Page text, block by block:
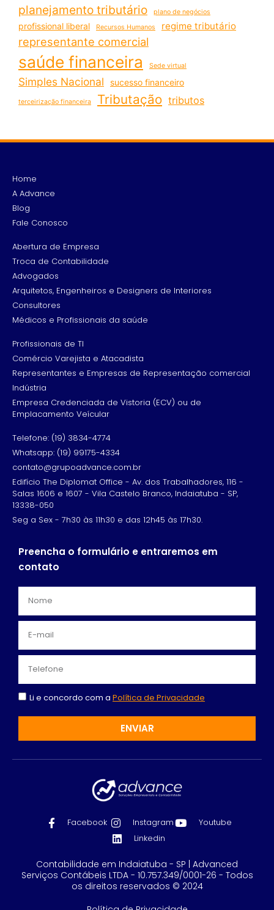
planejamento tributário plano de negócios
profissional liberal Recursos Humanos regime tributário
representante comercial
saúde financeira Sede virtual
Simples Nacional sucesso financeiro
terceirização financeira Tributação tributos
Home
A Advance
Blog
Fale Conosco
Abertura de Empresa
Troca de Contabilidade
Advogados
Arquitetos, Engenheiros e Designers de Interiores
Consultores
Médicos e Profissionais da saúde
Profissionais de TI
Comércio Varejista e Atacadista
Representantes e Empresas de Representação comercial
Indústria
Empresa Credenciada de Vistoria (ECV) ou de
Emplacamento Veícular
Telefone: (19) 3834-4774
Whatsapp: (19) 99175-4334
contato@grupoadvance.com.br
Edifício The Diplomat Office - Av. dos Trabalhadores, 116 -
Salas 1606 e 1607 - Vila Castelo Branco, Indaiatuba - SP,
13338-050
Seg a Sex - 7h30 às 11h30 e das 12h45 às 17h30.
Preencha o formulário e entraremos em
contato
Li e concordo com a Política de Privacidade
ENVIAR
Facebook Instagram
Youtube
Linkedin
Contabilidade em Indaiatuba - SP | Advanced
Serviços Contábeis LTDA - 10.757.349/0001-26 - Todos
os direitos reservados © 2024